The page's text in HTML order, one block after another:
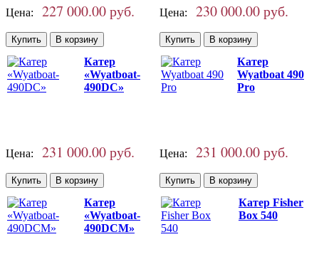
Цена: 227 000.00 руб. Цена: 230 000.00 руб.
Катер
«Wyatboat-
490DC»
Цена: 231 000.00 руб.
Катер
Wyatboat 490
Pro
Цена: 231 000.00 руб.
Катер
«Wyatboat-
490DCM»
Катер Fisher
Box 540